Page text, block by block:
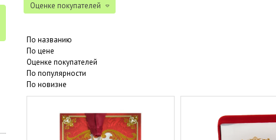
Оценке покупателей
По названию
По цене
Оценке покупателей
По популярности
По новизне